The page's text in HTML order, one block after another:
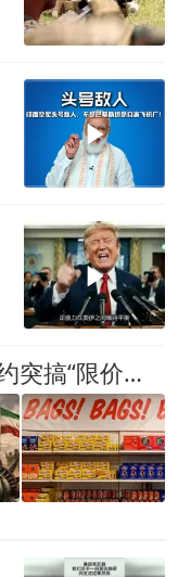
缠斗47年拿伊朗没辙，纽约突搞“限价超市”，超级大国后院起火？